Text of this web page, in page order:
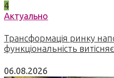
4
Актуально
Трансформація ринку
функціональність
06.08.2026